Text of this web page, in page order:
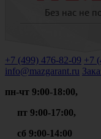
+7 (499) 476-82-09 +7
info@mazgarant.ru
пн-чт 9:00-18:00,
пт 9:00-17:00,
сб 9:00-14:00